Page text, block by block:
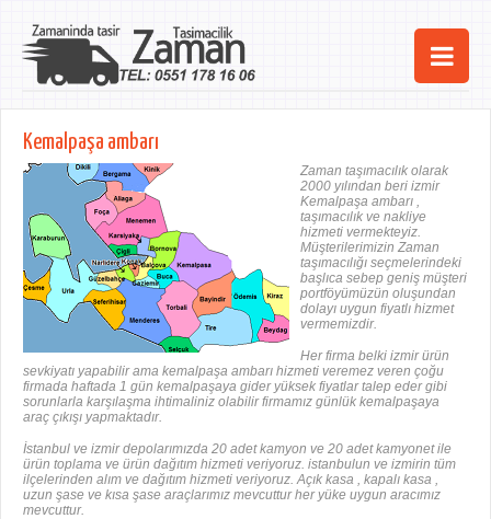
Ana Sayfa
Kurumsal
iletişim
Kemalpaşa ambarı
Zaman taşımacılık olarak
2000 yılından beri izmir
Kemalpaşa ambarı ,
taşımacılık ve nakliye
hizmeti vermekteyiz.
Müşterilerimizin Zaman
taşımacılığı seçmelerindeki
başlıca sebep geniş müşteri
portföyümüzün oluşundan
dolayı uygun fiyatlı hizmet
vermemizdir.
Her firma belki izmir ürün
sevkiyatı yapabilir ama kemalpaşa ambarı hizmeti veremez veren çoğu
firmada haftada 1 gün kemalpaşaya gider yüksek fiyatlar talep eder gibi
sorunlarla karşılaşma ihtimaliniz olabilir firmamız günlük kemalpaşaya
araç çıkışı yapmaktadır.
İstanbul ve izmir depolarımızda 20 adet kamyon ve 20 adet kamyonet ile
ürün toplama ve ürün dağıtım hizmeti veriyoruz. istanbulun ve izmirin tüm
ilçelerinden alım ve dağıtım hizmeti veriyoruz. Açık kasa , kapalı kasa ,
uzun şase ve kısa şase araçlarımız mevcuttur her yüke uygun aracımız
mevcuttur.